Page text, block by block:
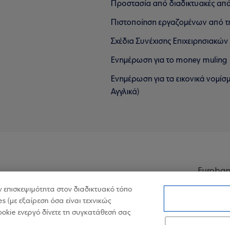
Προστασία από διαδικτυακές
Πιστοποίηση εργαζομένων από
Σχέδια Συνέχισης
Ενημέρωση για το money muling
Ενημέρωση για τα εικονικά
Αγγλικά)
στον διαδικτυακό τόπο
(με εξαίρεση όσα είναι τεχνικώς
ενεργό δίνετε τη συγκατάθεσή σας